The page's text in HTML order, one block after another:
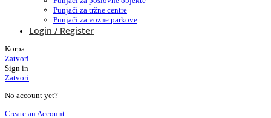
Punjači za tržne centre
Punjači za vozne parkove
Login / Register
Korpa
Zatvori
Sign in
Zatvori
No account yet?
Create an Account